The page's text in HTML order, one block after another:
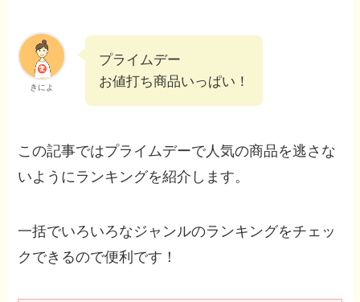
きによ
プライムデー
お値打ち商品いっぱい！
この記事ではプライムデーで人気の商品を逃さな
いようにランキングを紹介します。
一括でいろいろなジャンルのランキングをチェッ
クできるので便利です！